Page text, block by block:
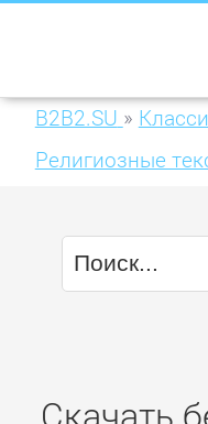
B2B2.SU »
Религиозные
Книга I. Часть I